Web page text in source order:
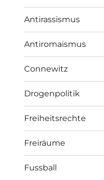
Antirassismus
Antiromaismus
Connewitz
Drogenpolitik
Freiheitsrechte
Freiräume
Fussball